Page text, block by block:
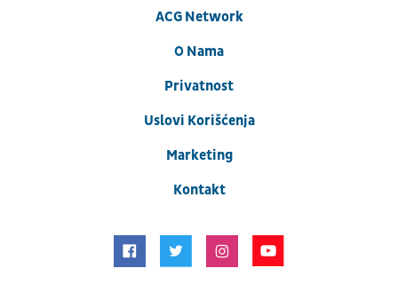
ACG Network
O Nama
Privatnost
Uslovi Korišćenja
Marketing
Kontakt